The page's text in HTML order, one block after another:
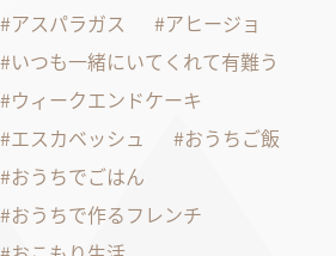
アスパラガス
アヒージョ
いつも一緒にいてくれて有難う
ウィークエンドケーキ
エスカベッシュ
おうちご飯
おうちでごはん
おうちで作るフレンチ